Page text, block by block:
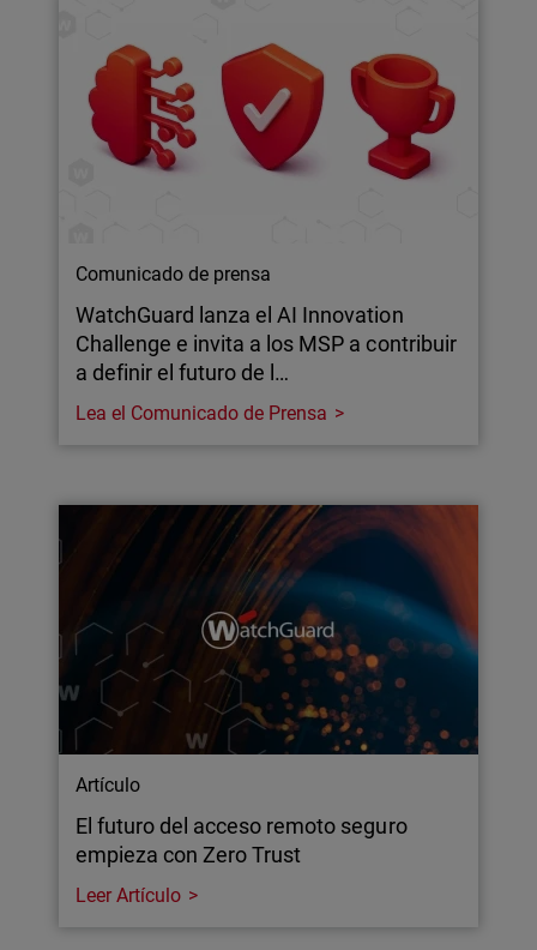
Comunicado de prensa
WatchGuard lanza el AI Innovation
Challenge e invita a los MSP a contribuir
a definir el futuro de l…
Lea el Comunicado de Prensa
Artículo
El futuro del acceso remoto seguro
empieza con Zero Trust
Leer Artículo